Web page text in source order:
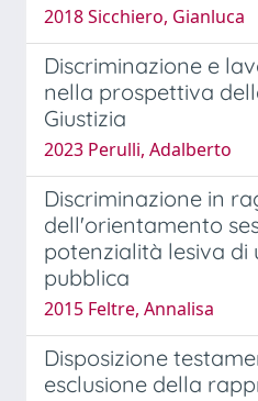
2018 Sicchiero, Gianluca
Discriminazione e
nella prospettiva
Giustizia
2023 Perulli, Adalberto
Discriminazione in
dell'orientamento
potenzialità lesiva di
pubblica
2015 Feltre, Annalisa
Disposizione
esclusione della